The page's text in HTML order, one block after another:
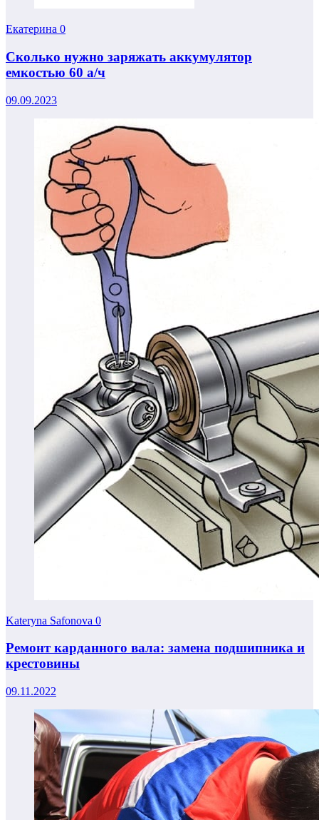
Екатерина 0
Сколько нужно заряжать аккумулятор
емкостью 60 а/ч
09.09.2023
Kateryna Safonova 0
Ремонт карданного вала: замена подшипника и
крестовины
09.11.2022